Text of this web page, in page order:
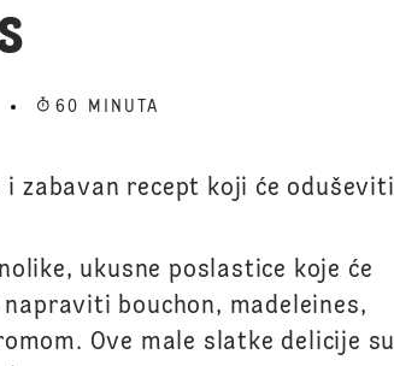
60 MINUTA
zabavan recept koji će oduševiti
ukusne poslastice koje će
bouchon, madeleines,
Ove male slatke delicije su